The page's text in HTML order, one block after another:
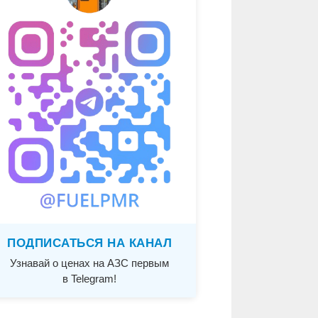
ПОДПИСАТЬСЯ НА КАНАЛ
Узнавай о ценах на АЗС первым
в Telegram!